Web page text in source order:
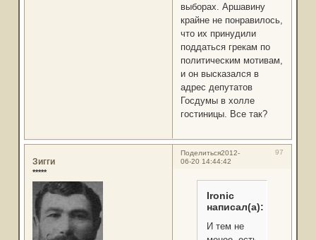
выборах. Аршавину
крайне не понравилось,
что их принудили
поддаться грекам по
политическим мотивам,
и он высказался в
адрес депутатов
Госдумы в холле
гостиницы. Все так?
Поделиться 97
2012-
06-20 14:44:42
Зигги
*****
Ironic
написал(а):
И тем не